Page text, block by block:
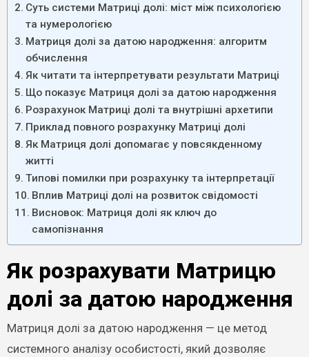
Суть системи Матриці долі: міст між психологією
та нумерологією
Матриця долі за датою народження: алгоритм
обчислення
Як читати та інтерпретувати результати Матриці
Що показує Матриця долі за датою народження
Розрахунок Матриці долі та внутрішні архетипи
Приклад повного розрахунку Матриці долі
Як Матриця долі допомагає у повсякденному
житті
Типові помилки при розрахунку та інтерпретації
Вплив Матриці долі на розвиток свідомості
Висновок: Матриця долі як ключ до
самопізнання
Як розрахувати Матрицю
долі за датою народження
Матриця долі за датою народження — це метод
системного аналізу особистості, який дозволяє